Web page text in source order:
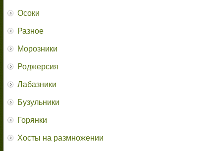
Осоки
Разное
Морозники
Роджерсия
Лабазники
Бузульники
Горянки
Хосты на размножении